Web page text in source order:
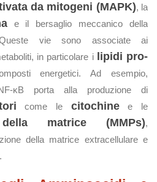
da mitogeni (MAPK), la
e il bersaglio meccanico della
vie sono associate ai
in particolare i
lipidi pro-
energetici. Ad esempio,
κB porta alla produzione di
come le citochinee le
della matrice (MMPs),
della matrice extracellulare e